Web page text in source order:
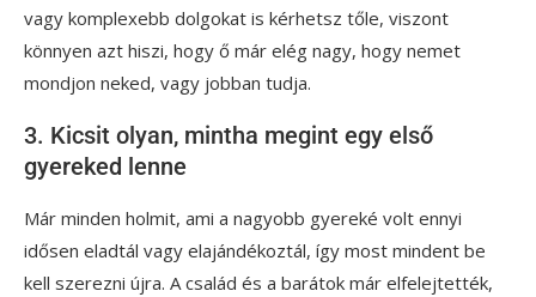
vagy komplexebb dolgokat is kérhetsz tőle, viszont
könnyen azt hiszi, hogy ő már elég nagy, hogy nemet
mondjon neked, vagy jobban tudja.
3. Kicsit olyan, mintha megint egy első
gyereked lenne
Már minden holmit, ami a nagyobb gyereké volt ennyi
idősen eladtál vagy elajándékoztál, így most mindent be
kell szerezni újra. A család és a barátok már elfelejtették,